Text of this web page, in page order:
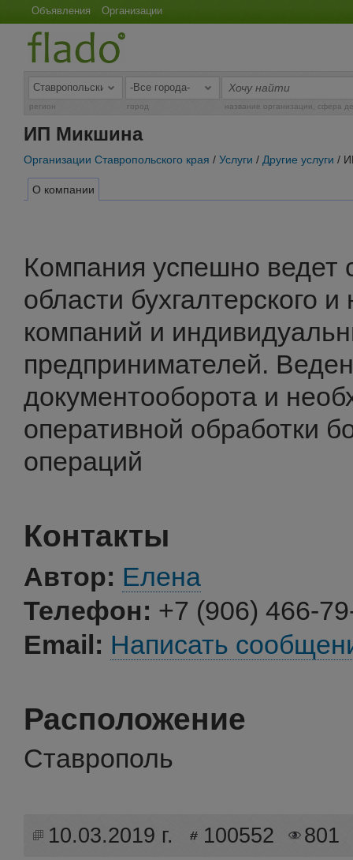
Объявления Организации
регион город название организации, сфера
ИП Микшина
Организации Ставропольского края / Услуги / Другие услуги /
О компании
Компания успешно ведет
области бухгалтерского и
компаний и
предпринимателей.
документооборота и
оперативной обработки
операций
Контакты
Автор: Елена
Телефон: +7 (906) 466-
Email: Написать
Расположение
Ставрополь
10.03.2019 г. 100552 801